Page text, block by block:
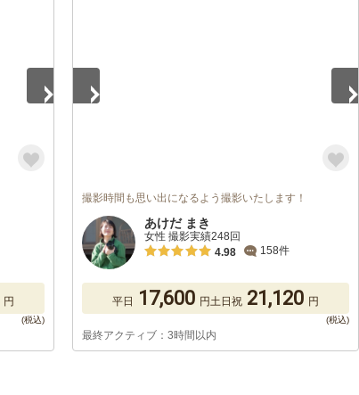
円
撮影時間も思い出になるよう撮影いたします！
あけだ まき
女性 撮影実績248回
4.98
158件
平日 17,600 円土日祝 21,120 円
最終アクティブ：3時間以内